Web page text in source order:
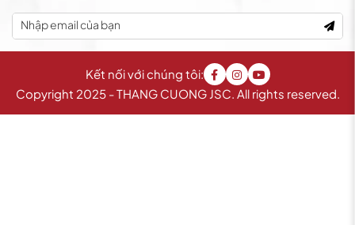
Copyright 2025 - THANG CUONG JSC. All rights reserved.
Kết nối với chúng tôi: